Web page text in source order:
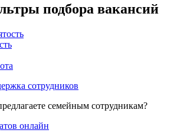
подбора вакансий
сотрудников
семейным сотрудникам?
онлайн